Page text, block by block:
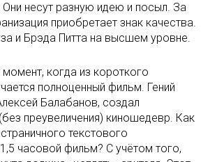
Они несут разную идею и посыл. За
приобретает знак качества.
и Брэда Питта на высшем уровне.
момент, когда из короткого
полноценный фильм. Гений
Балабанов, создал
преувеличения) киношедевр. Как
текстового
часовой фильм? С учётом того,